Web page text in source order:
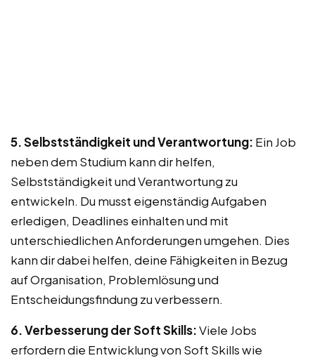
5. Selbstständigkeit und Verantwortung: Ein Job
neben dem Studium kann dir helfen,
Selbstständigkeit und Verantwortung zu
entwickeln. Du musst eigenständig Aufgaben
erledigen, Deadlines einhalten und mit
unterschiedlichen Anforderungen umgehen. Dies
kann dir dabei helfen, deine Fähigkeiten in Bezug
auf Organisation, Problemlösung und
Entscheidungsfindung zu verbessern.
6. Verbesserung der Soft Skills:Viele Jobs
erfordern die Entwicklung von Soft Skills wie